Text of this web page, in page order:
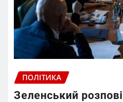
ПОЛІТИКА
Зеленський